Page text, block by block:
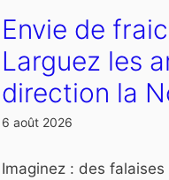
Envie de
Larguez les
direction la
6 août 2026
Imaginez : des